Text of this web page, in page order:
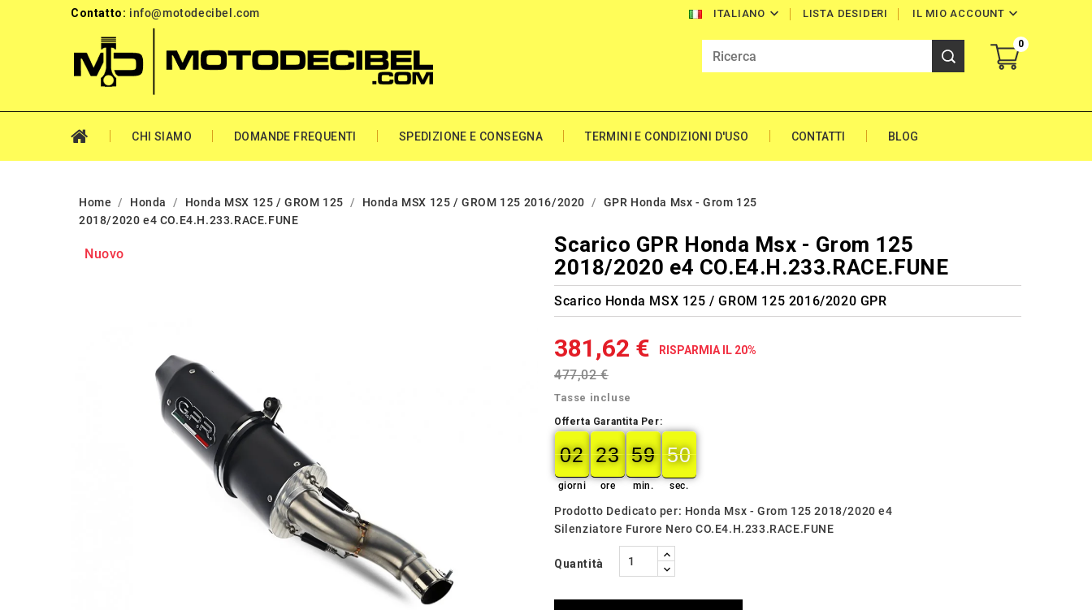
Contatto: info@motodecibel.com ITALIANO  IL MIO ACCOUNT 
LISTA DESIDERI
0
CHI SIAMO DOMANDE FREQUENTI SPEDIZIONE E CONSEGNA TERMINI E CONDIZIONI D'USO CONTATTI BLOG
Home Honda Honda MSX 125 / GROM 125 Honda MSX 125 / GROM 125 2016/2020
GPR Honda Msx - Grom 125
2018/2020 e4 CO.E4.H.233.RACE.FUNE
Nuovo
Scarico GPR Honda Msx - Grom 125
2018/2020 e4 CO.E4.H.233.RACE.FUNE
Scarico Honda MSX 125 / GROM 125 2016/2020 GPR
381,62 € RISPARMIA IL 20%
477,02 €
Tasse incluse
Offerta Garantita Per:
02
02
00
giorni
23
23
00
ore
59
59
00
min.
49
49
50
sec.
Prodotto Dedicato per: Honda Msx - Grom 125 2018/2020 e4
Silenziatore Furore Nero CO.E4.H.233.RACE.FUNE
Quantità